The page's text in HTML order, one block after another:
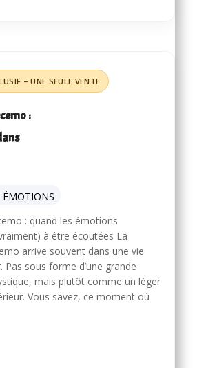
:
: quand les émotions
à être écoutées La
arrive souvent dans une vie
Pas sous forme d’une grande
mais plutôt comme un léger
Vous savez, ce moment où